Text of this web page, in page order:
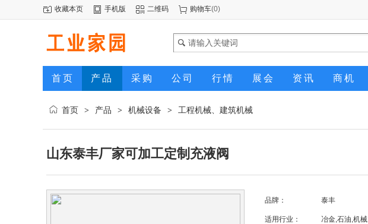
收藏本页 手机版 二维码 购物车(0)
首页 产品 采购 公司 行情 展会 资讯 商机
首页 > 产品 > 机械设备 > 工程机械、建筑机械
山东泰丰厂家可加工定制充液阀
品牌： 泰丰
适用行业： 冶金,石油,机械